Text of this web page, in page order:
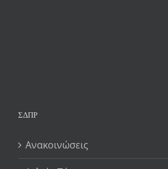
ΣΔΠΡ
Ανακοινώσεις